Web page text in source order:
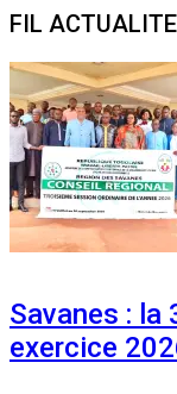
FIL ACTUALITE
Savanes : la
exercice